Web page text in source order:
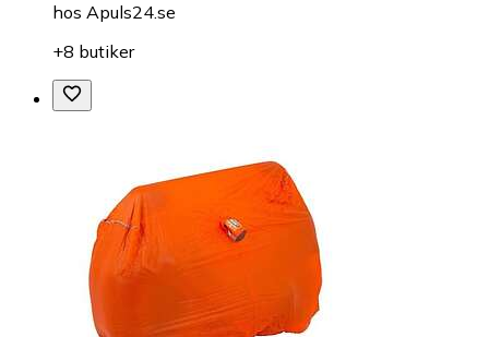
hos Apuls24.se
+8 butiker